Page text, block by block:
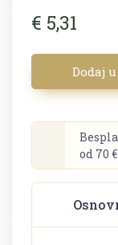
€ 5,31
Dodaj
od 70 €